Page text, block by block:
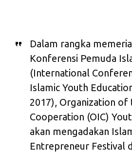
Dalam rangka
Konferensi Pemuda
(International
Islamic Youth
2017), Organization of
Cooperation (OIC)
akan mengadakan
Entrepreneur Festival